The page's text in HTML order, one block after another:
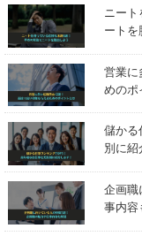
ニート
ートを
営業に
めのポ
儲かる
別に紹
企画職
事内容